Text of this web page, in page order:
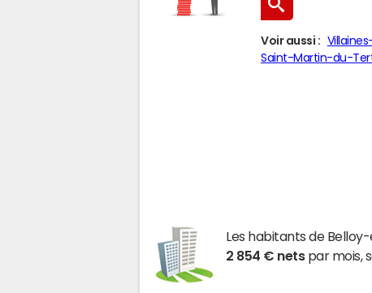
Voir aussi :
Saint-Martin-du-
Les habitants de
2 854 € netspar mois,